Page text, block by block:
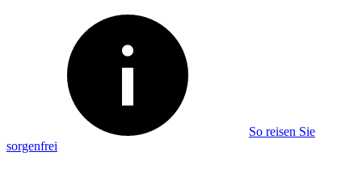
So reisen Sie
sorgenfrei